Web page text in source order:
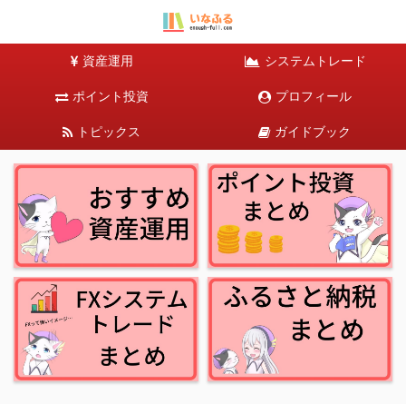
資産運用 システムトレード
ポイント投資 プロフィール
トピックス ガイドブック